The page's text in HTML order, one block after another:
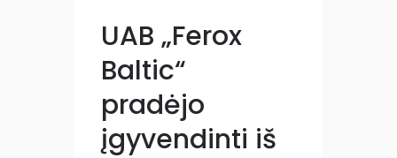
UAB „Ferox
Baltic“
pradėjo
įgyvendinti iš